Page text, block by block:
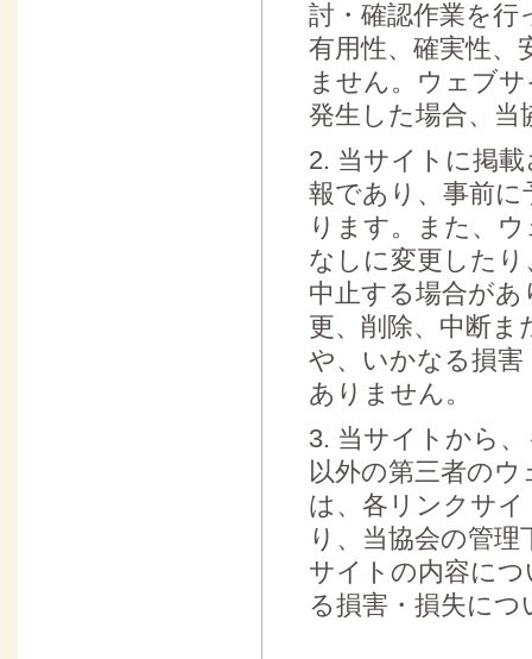
討・確認作業を行
有用性、確実性
ません。ウェブ
発生した場合、当
2. 当サイトに掲
報であり、事前
ります。また、
なしに変更した
中止する場合が
更、削除、中断
や、いかなる損
ありません。
3. 当サイトから
以外の第三者の
は、各リンクサ
り、当協会の管
サイトの内容に
る損害・損失に